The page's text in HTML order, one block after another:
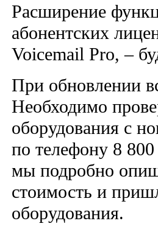
Расширение
абонентских
Voicemail Pro, –
При обновлении
Необходимо
оборудования с
по телефону 8
мы подробно
стоимость и
оборудования.